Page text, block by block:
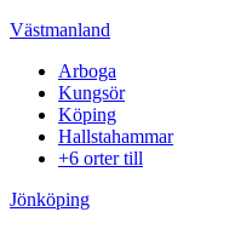
Västmanland
Arboga
Kungsör
Köping
Hallstahammar
+6 orter till
Jönköping